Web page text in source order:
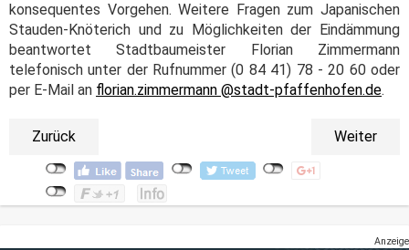
konsequentes Vorgehen. Weitere Fragen zum Japanischen
Stauden-Knöterich und zu Möglichkeiten der Eindämmung
beantwortet Stadtbaumeister Florian Zimmermann
telefonisch unter der Rufnummer (0 84 41) 78 - 20 60 oder
per E-Mail an florian.zimmermann @stadt-pfaffenhofen.de.
Zurück Weiter
Anzeige